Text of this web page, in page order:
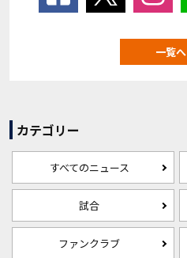
一覧へ
カテゴリー
すべてのニュース
試合
ファンクラブ